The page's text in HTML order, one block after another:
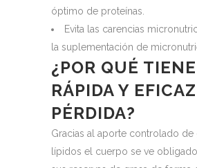
óptimo de proteínas.
Evita las carencias
la suplementación de
¿POR QUÉ
RÁPIDA Y EFICAZ
PÉRDIDA?
Gracias al aporte controlado
lípidos el cuerpo se ve